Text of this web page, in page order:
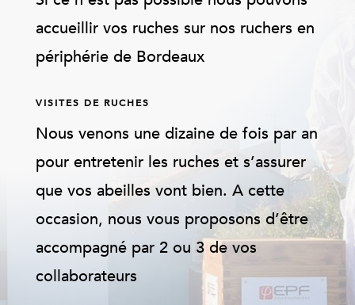
accueillir vos ruches sur nos ruchers en
périphérie de Bordeaux
VISITES DE RUCHES
Nous venons une dizaine de fois par an
pour entretenir les ruches et s’assurer
que vos abeilles vont bien. A cette
occasion, nous vous proposons d’être
accompagné par 2 ou 3 de vos
collaborateurs